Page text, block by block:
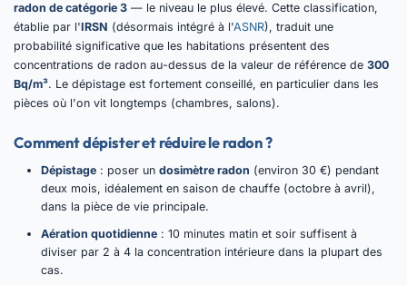
radon de catégorie 3 — le niveau le plus élevé. Cette classification,
établie par l'IRSN (désormais intégré à l'ASNR), traduit une
probabilité significative que les habitations présentent des
concentrations de radon au-dessus de la valeur de référence de 300
Bq/m³. Le dépistage est fortement conseillé, en particulier dans les
pièces où l'on vit longtemps (chambres, salons).
Comment dépister et réduire le radon ?
Dépistage : poser un dosimètre radon (environ 30 €) pendant
deux mois, idéalement en saison de chauffe (octobre à avril),
dans la pièce de vie principale.
Aération quotidienne : 10 minutes matin et soir suffisent à
diviser par 2 à 4 la concentration intérieure dans la plupart des
cas.